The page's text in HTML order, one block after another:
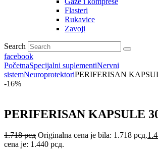
Flasteri
Rukavice
Zavoji
Search
facebook
PočetnaSpecijalni suplementiNervni
sistemNeuroprotektoriPERIFERISAN
-16%
PERIFERISAN KAPSULE
1.718рсд Originalna cena je bila: 1.718 рсд.
cena je: 1.440 рсд.